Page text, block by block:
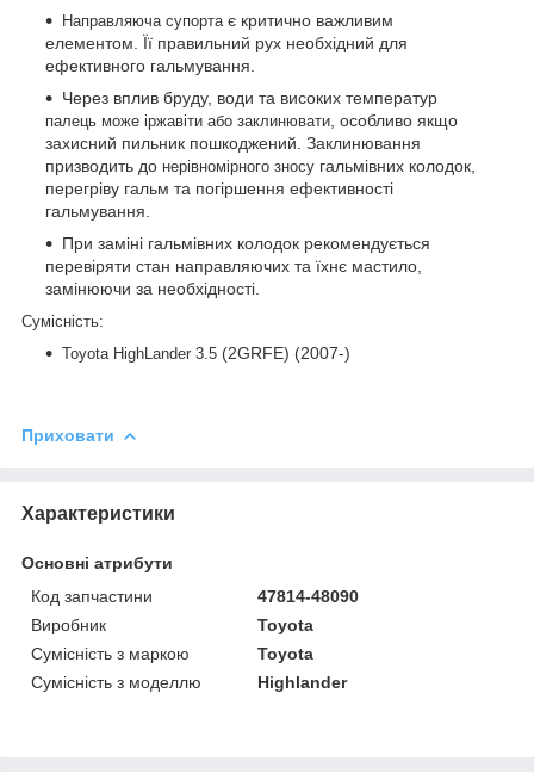
Направляюча супорта є критично важливим
елементом. Її правильний рух необхідний для
ефективного гальмування.
Через вплив бруду, води та високих температур
палець може іржавіти або заклинювати , особливо якщо
захисний пильник пошкоджений. Заклинювання
призводить до нерівномірного зносу гальмівних колодок,
перегріву гальм та погіршення ефективності
гальмування.
При заміні гальмівних колодок рекомендується
перевіряти стан направляючих та їхнє мастило,
замінюючи за необхідності.
Сумісність:
Toyota HighLander 3.5 (2GRFE) (2007-)
Приховати
Характеристики
Основні атрибути
Код запчастини
47814-48090
Виробник
Toyota
Сумісність з маркою
Toyota
Сумісність з моделлю
Highlander